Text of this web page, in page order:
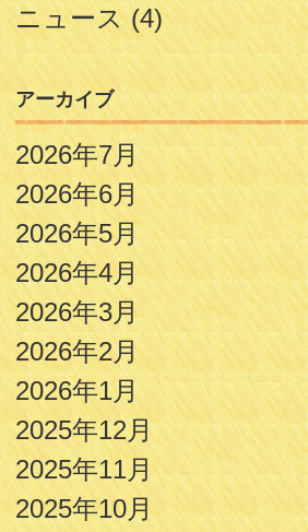
ニュース(4)
アーカイブ
2026年7月
2026年6月
2026年5月
2026年4月
2026年3月
2026年2月
2026年1月
2025年12月
2025年11月
2025年10月